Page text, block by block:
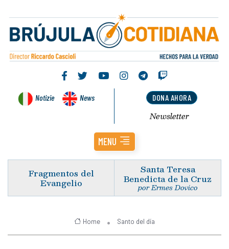
Notizie News DONA AHORA
Newsletter
MENU
Fragmentos del
Evangelio
Santa Teresa
Benedicta de la Cruz
por Ermes Dovico
Home Santo del día